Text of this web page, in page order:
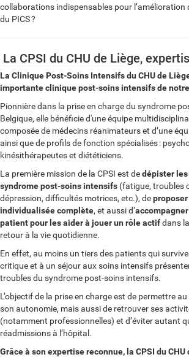
collaborations indispensables pour l’amélioration
du PICS?
La CPSI du CHU de Liège,
La Clinique Post-Soins Intensifs du CHU de
importante clinique post-soins intensifs de
Pionnière dans la prise en charge du syndrome
Belgique, elle bénéficie d'une équipe
composée de médecins réanimateurs et d’une
ainsi que de profils de fonction spécialisés:
kinésithérapeutes et diététiciens.
La première mission de la CPSI est dedépister
syndrome post-soins intensifs (fatigue, troubles
dépression, difficultés motrices, etc.), de
individualisée complète, et aussi d’
patient pour les aider à jouer un rôle actifdans
retour à la vie quotidienne.
En effet, au moins un tiers des patients qui
critique et à un séjour aux soins intensifs
troubles du syndrome post-soins intensifs.
L’objectif de la prise en charge est de permettre
son autonomie, mais aussi de retrouver ses
(notamment professionnelles) et d’éviter autant
réadmissions à l’hôpital.
Grâce à son expertise reconnue, la CPSI du